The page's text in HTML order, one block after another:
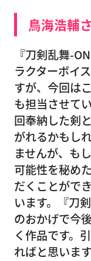
鳥海浩輔
『刀剣乱舞-
ラクターボイ
すが、今回は
も担当させて
回奉納した剣
がれるかもし
ませんが、も
可能性を秘め
だくことがで
います。『刀
のおかげで今
く作品です。
ればと思います